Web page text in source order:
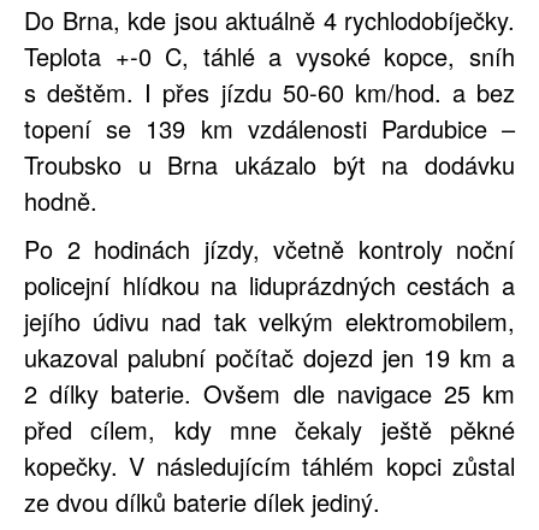
Do Brna, kde jsou aktuálně 4 rychlodobíječky.
Teplota +-0 C, táhlé a vysoké kopce, sníh
s deštěm. I přes jízdu 50-60 km/hod. a bez
topení se 139 km vzdálenosti Pardubice –
Troubsko u Brna ukázalo být na dodávku
hodně.
Po 2 hodinách jízdy, včetně kontroly noční
policejní hlídkou na liduprázdných cestách a
jejího údivu nad tak velkým elektromobilem,
ukazoval palubní počítač dojezd jen 19 km a
2 dílky baterie. Ovšem dle navigace 25 km
před cílem, kdy mne čekaly ještě pěkné
kopečky. V následujícím táhlém kopci zůstal
ze dvou dílků baterie dílek jediný.